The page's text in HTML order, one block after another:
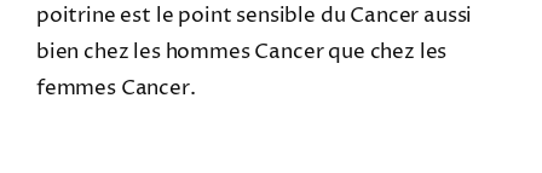
poitrine est le point sensible du Cancer aussi
bien chez les hommes Cancer que chez les
femmes Cancer.